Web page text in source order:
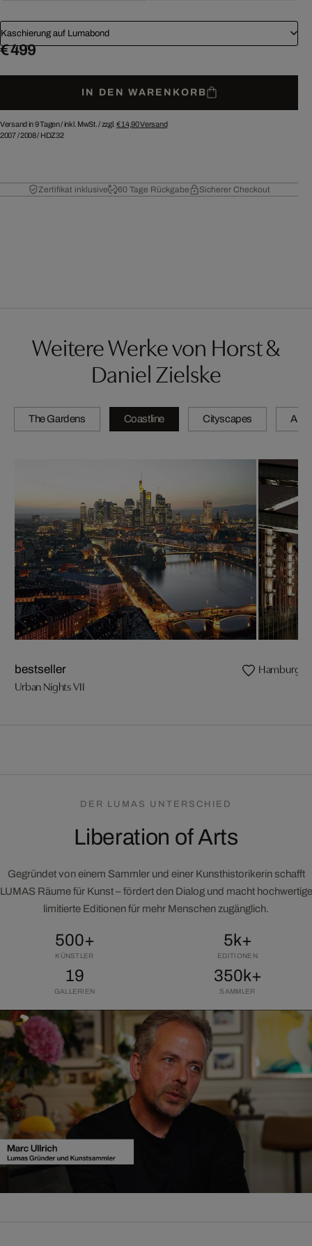
Kaschierung auf Lumabond
€ 499
IN DEN WARENKORB
Versand in 9 Tagen /inkl. MwSt. / zzgl. € 14,90Versand
2007/2008/ HDZ32
Zertifikat inklusive 60 Tage Rückgabe Sicherer Checkout
Weitere Werke von Horst &
Daniel Zielske
The Gardens Coastline Cityscapes
bestseller
Urban Nights VII
Hamburg,
DER LUMAS UNTERSCHIED
Liberation of Arts
Gegründet von einem Sammler und einer Kunsthistorikerin schafft
LUMAS Räume für Kunst – fördert den Dialog und macht hochwertige
limitierte Editionen für mehr Menschen zugänglich.
500+
KÜNSTLER
5k+
EDITIONEN
19
GALLERIEN
350k+
SAMMLER